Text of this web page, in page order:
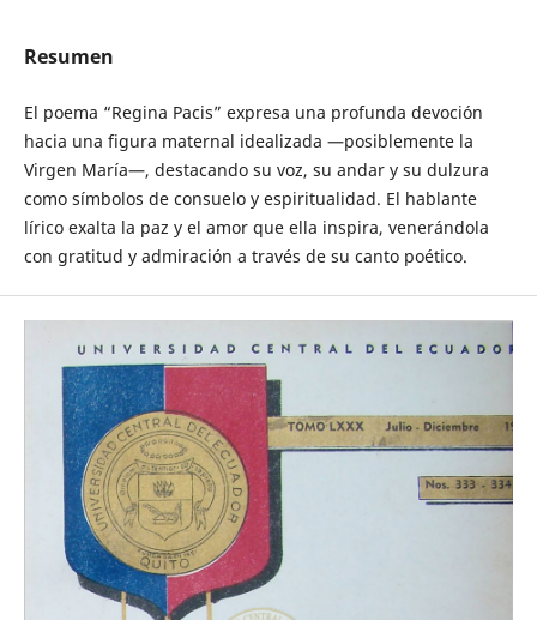
Resumen
El poema “Regina Pacis” expresa una profunda devoción
hacia una figura maternal idealizada —posiblemente la
Virgen María—, destacando su voz, su andar y su dulzura
como símbolos de consuelo y espiritualidad. El hablante
lírico exalta la paz y el amor que ella inspira, venerándola
con gratitud y admiración a través de su canto poético.